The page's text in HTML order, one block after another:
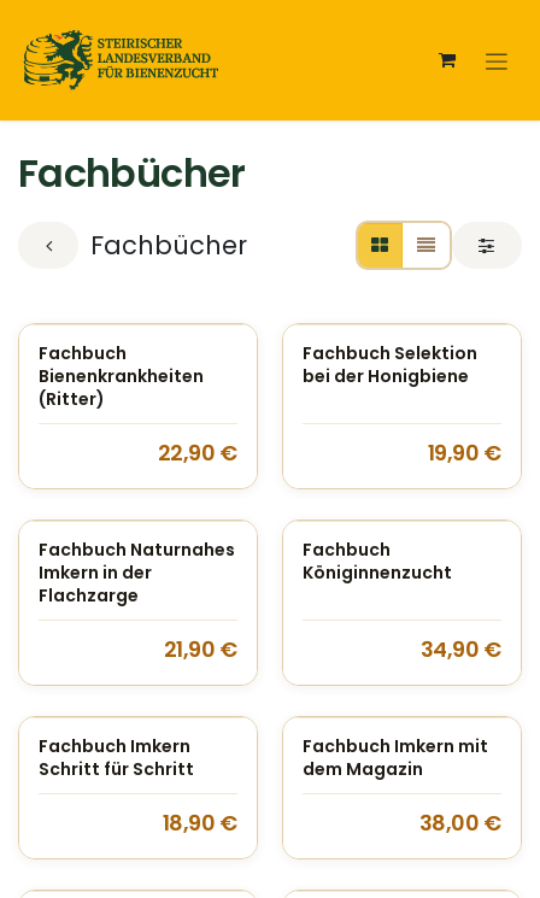
Fachbücher
Fachbücher
Fachbuch
Bienenkrankheiten
(Ritter)
22,90 €
Fachbuch Selektion
bei der Honigbiene
19,90 €
Fachbuch Naturnahes
Imkern in der
Flachzarge
21,90 €
Fachbuch
Königinnenzucht
34,90 €
Fachbuch Imkern
Schritt für Schritt
18,90 €
Fachbuch Imkern mit
dem Magazin
38,00 €